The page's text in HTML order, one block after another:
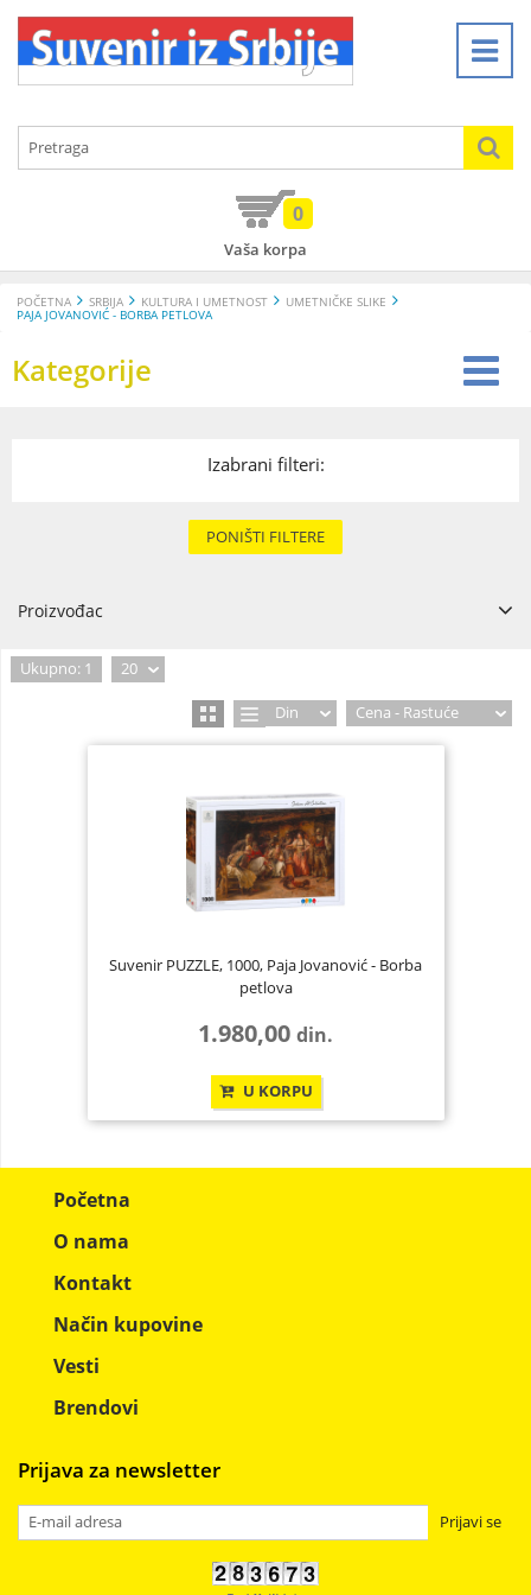
Vaša korpa
0
POČETNA SRBIJA KULTURA I UMETNOST
UMETNIČKE SLIKE
PAJA JOVANOVIĆ - BORBA PETLOVA
Kategorije
Izabrani filteri:
PONIŠTI FILTERE
Proizvođac
Ukupno: 1 20
Din Cena - Rastuće
Suvenir PUZZLE, 1000, Paja Jovanović - Borba
petlova
1.980,00din.
U KORPU
Početna
O nama
Kontakt
Način kupovine
Vesti
Brendovi
Prijava za newsletter
Prijavi se